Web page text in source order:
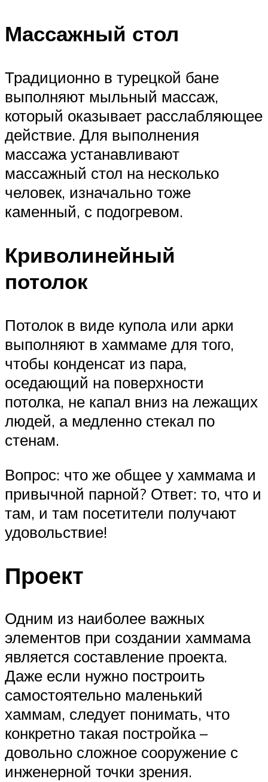
Массажный стол
Традиционно в турецкой бане
выполняют мыльный массаж,
который оказывает расслабляющее
действие. Для выполнения
массажа устанавливают
массажный стол на несколько
человек, изначально тоже
каменный, с подогревом.
Криволинейный
потолок
Потолок в виде купола или арки
выполняют в хаммаме для того,
чтобы конденсат из пара,
оседающий на поверхности
потолка, не капал вниз на лежащих
людей, а медленно стекал по
стенам.
Вопрос: что же общее у хаммама и
привычной парной? Ответ: то, что и
там, и там посетители получают
удовольствие!
Проект
Одним из наиболее важных
элементов при создании хаммама
является составление проекта.
Даже если нужно построить
самостоятельно маленький
хаммам, следует понимать, что
конкретно такая постройка –
довольно сложное сооружение с
инженерной точки зрения.